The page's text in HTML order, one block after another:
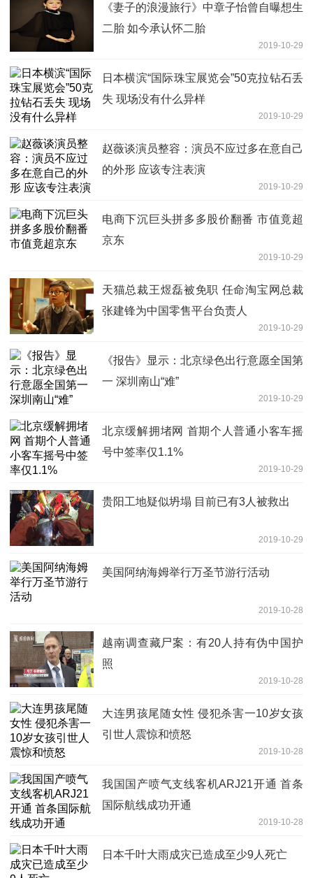
《妻子的浪漫旅行》中章子怡曾自曝想生
二胎 如今承认怀二胎
2019-10-29
日本横滨“国际珠宝展览会”50克拉钻石丢
失 现场没有什么异样
2019-10-29
赵薇谈演员整容：演员不应过多在意自己
的外形 应该专注表演
2019-10-29
电商下沉巨头拼多多股价翻番 市值竟超
京东
2019-10-29
天猫总裁王煜磊被免职 任命淘宝网总裁
张建锋为中国零售平台负责人
2019-10-29
《报告》显示：北京绿色出行意愿全国第
一 深圳南山“难”
2019-10-29
北京缓解拥堵网 首期个人普通小客车摇
号中签率仅1.1%
2019-10-29
贵阳工地疑似坍塌 目前已有3人被救出
2019-10-29
美国阿纳海姆举行万圣节游行活动
2019-10-28
越南调查藏尸案：有20人持有伪中国护
照
2019-10-28
大连男孩尾随女性 侵犯杀害一10岁女孩
引世人震惊和愤怒
2019-10-28
我国国产喷气支线客机ARJ21开通 首条
国际航线成功开通
2019-10-28
日本千叶大雨成灾已造成至少9人死亡